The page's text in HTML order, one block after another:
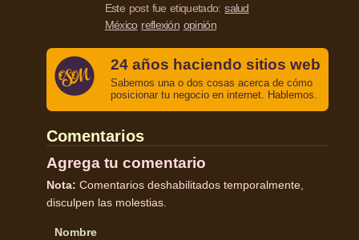
Este post fue etiquetado:salud
México reflexión opinión
24 años haciendo sitios web
Sabemos una o dos cosas acerca de cómo
posicionar tu negocio en internet. Hablemos.
Comentarios
Agrega tu comentario
Nota: Comentarios deshabilitados temporalmente,
disculpen las molestias.
Nombre